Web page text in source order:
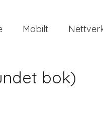
Mobilt
bok)